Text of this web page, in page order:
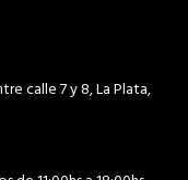
calle 7 y 8, La Plata,